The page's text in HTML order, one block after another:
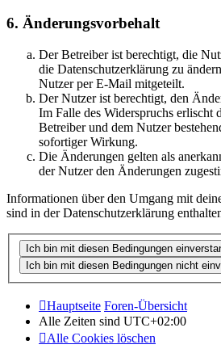
6. Änderungsvorbehalt
Der Betreiber ist berechtigt, die
die Datenschutzerklärung zu
Nutzer per E-Mail mitgeteilt.
Der Nutzer ist berechtigt, den
Im Falle des Widerspruchs erlischt
Betreiber und dem Nutzer
sofortiger Wirkung.
Die Änderungen gelten als
der Nutzer den Änderungen
Informationen über den Umgang mit
sind in der Datenschutzerklärung
Hauptseite Foren-Übersicht
Alle Zeiten sind UTC+02:00
Alle Cookies löschen